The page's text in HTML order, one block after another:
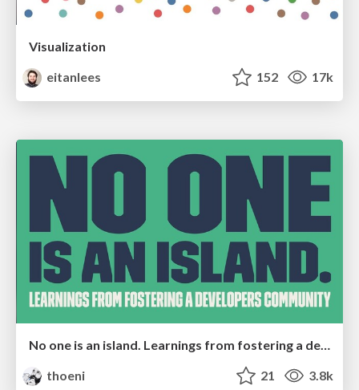
Visualization
eitanlees
152 17k
No one is an island. Learnings from fostering a developers community.
thoeni
21 3.8k